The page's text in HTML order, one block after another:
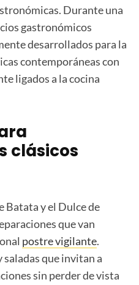
Durante una
gastronómicos
desarrollados para la
contemporáneas con
ligados a la cocina
clásicos
Batata y el Dulce de
que van
postre vigilante.
que invitan a
sin perder de vista